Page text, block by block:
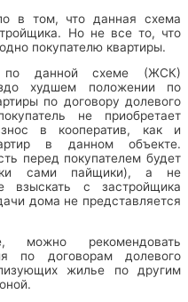
в том, что данная схема
Но не все то, что
покупателю квартиры.
по данной схеме (ЖСК)
худшем положении по
по договору долевого
не приобретает
в кооператив, как и
в данном объекте.
перед покупателем будет
сами пайщики), а не
взыскать с застройщика
дома не представляется
можно рекомендовать
по договорам долевого
жилье по другим